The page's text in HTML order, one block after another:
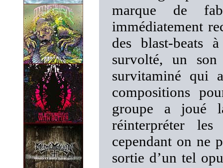
marque de
immédiatement
des blast-beats
survolté, un
survitaminé qui
compositions
groupe a joué
réinterpréter
cependant on ne
sortie d’un tel